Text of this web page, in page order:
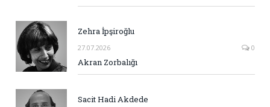
Zehra İpşiroğlu
27.07.2026 0
Akran Zorbalığı
Sacit Hadi Akdede